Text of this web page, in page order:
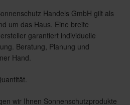
Handels GmbH gilt als
um das Haus. Eine breite
garantiert individuelle
Beratung, Planung und
Hand.
wir Ihnen Sonnenschutzprodukte